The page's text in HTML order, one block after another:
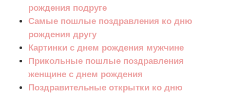
рождения подруге
Самые пошлые поздравления ко дню
рождения другу
Картинки с днем рождения мужчине
Прикольные пошлые поздравления
женщине с днем рождения
Поздравительные открытки ко дню